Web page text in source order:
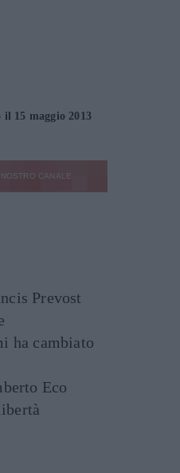
15 maggio 2013
CANALE
Prevost
ha cambiato
Eco